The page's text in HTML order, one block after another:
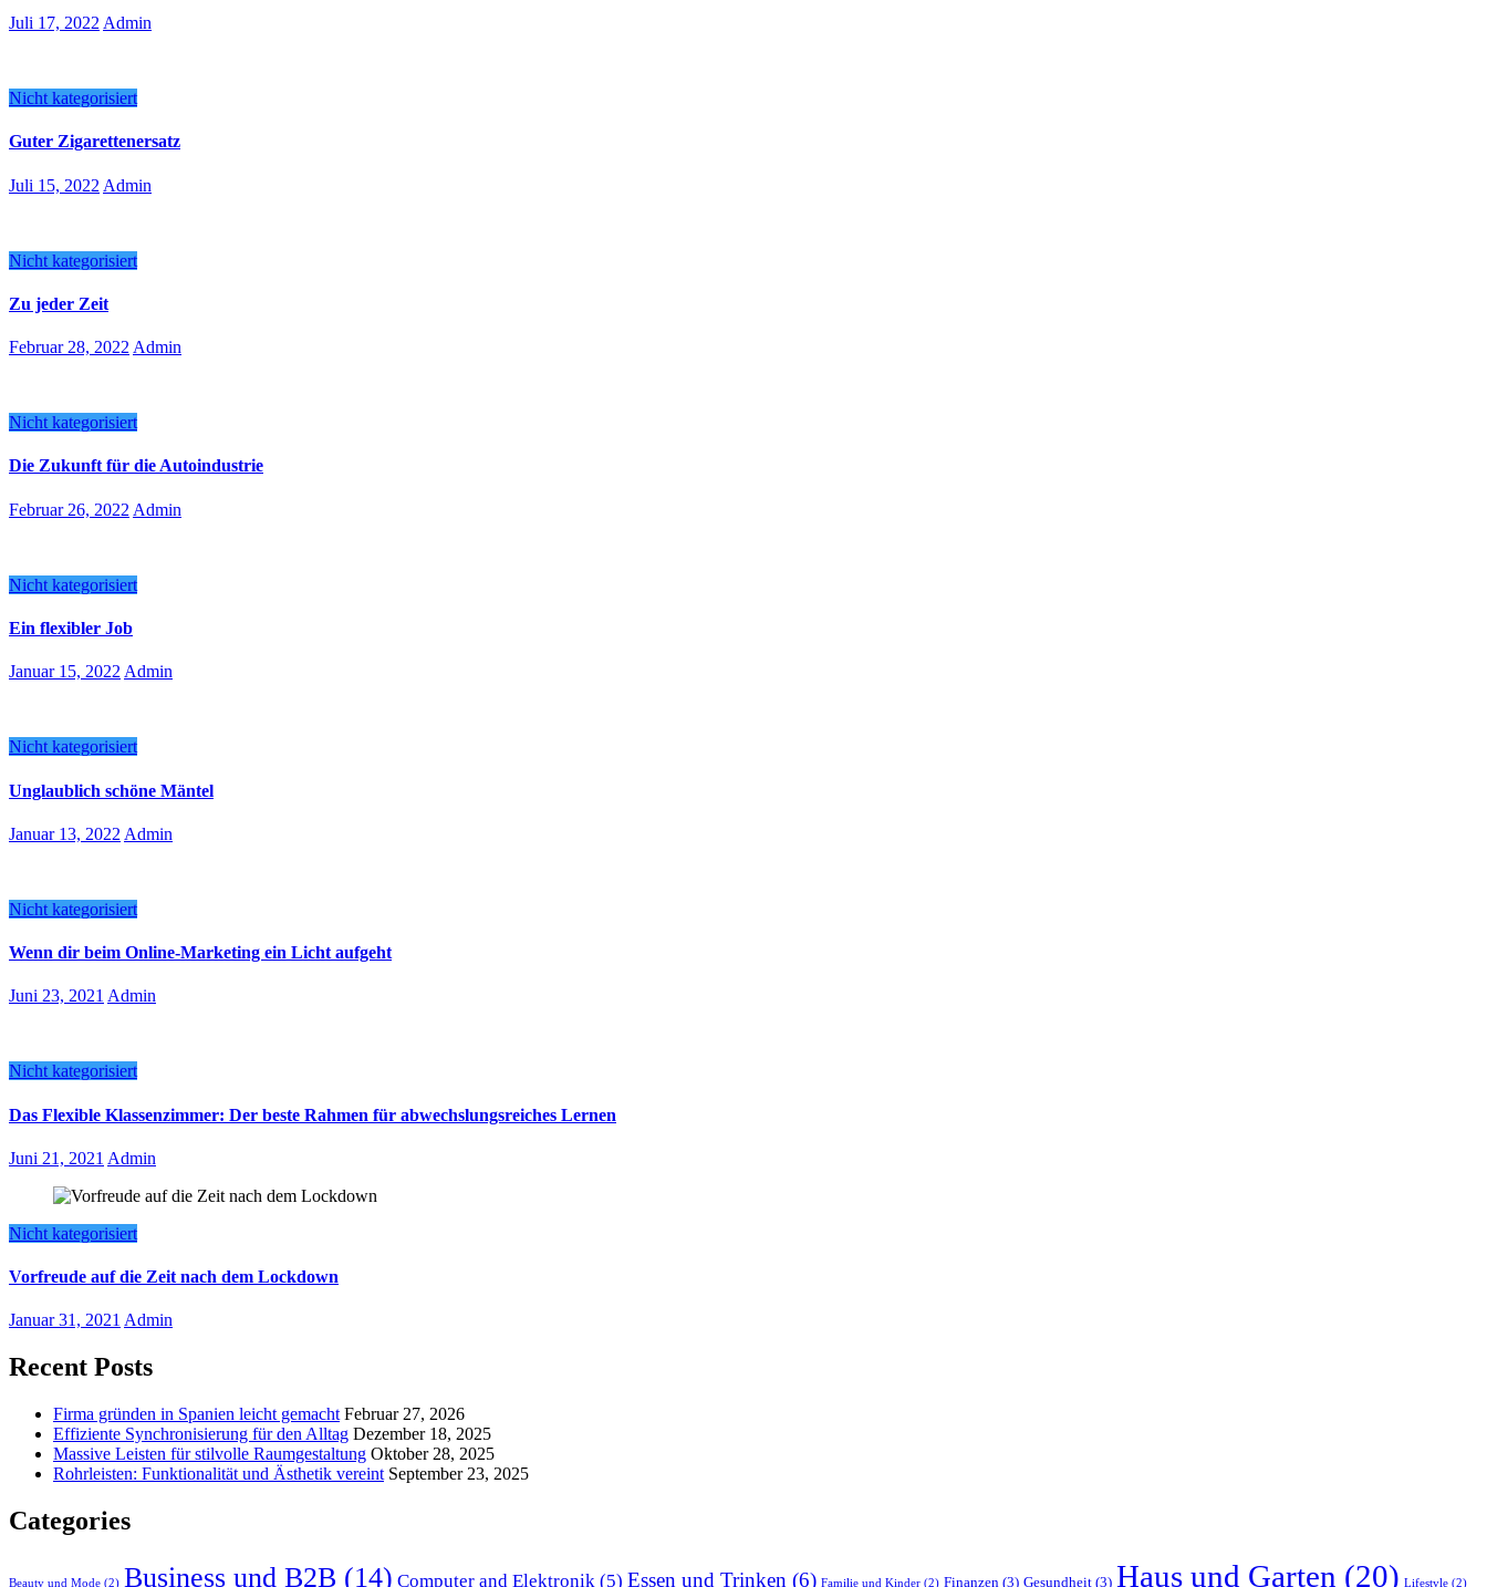
Juli 17, 2022 Admin
Nicht kategorisiert
Guter Zigarettenersatz
Juli 15, 2022 Admin
Nicht kategorisiert
Zu jeder Zeit
Februar 28, 2022 Admin
Nicht kategorisiert
Die Zukunft für die Autoindustrie
Februar 26, 2022 Admin
Nicht kategorisiert
Ein flexibler Job
Januar 15, 2022 Admin
Nicht kategorisiert
Unglaublich schöne Mäntel
Januar 13, 2022 Admin
Nicht kategorisiert
Wenn dir beim Online-Marketing ein Licht aufgeht
Juni 23, 2021 Admin
Nicht kategorisiert
Das Flexible Klassenzimmer: Der beste Rahmen für abwechslungsreiches Lernen
Juni 21, 2021 Admin
Nicht kategorisiert
Vorfreude auf die Zeit nach dem Lockdown
Januar 31, 2021 Admin
Recent Posts
Firma gründen in Spanien leicht gemacht Februar 27, 2026
Effiziente Synchronisierung für den Alltag Dezember 18, 2025
Massive Leisten für stilvolle Raumgestaltung Oktober 28, 2025
Rohrleisten: Funktionalität und Ästhetik vereint September 23, 2025
Categories
Beauty und Mode (2) Business und B2B (14) Computer and Elektronik (5) Essen und Trinken (6) Familie und Kinder (2) Finanzen (3) Gesundheit (3) Haus und Garten (20) Lifestyle (2)